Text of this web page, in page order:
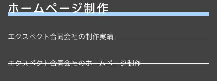
ホームページ制作
エクスペクト合同会社の制作実績
エクスペクト合同会社のホームページ制作